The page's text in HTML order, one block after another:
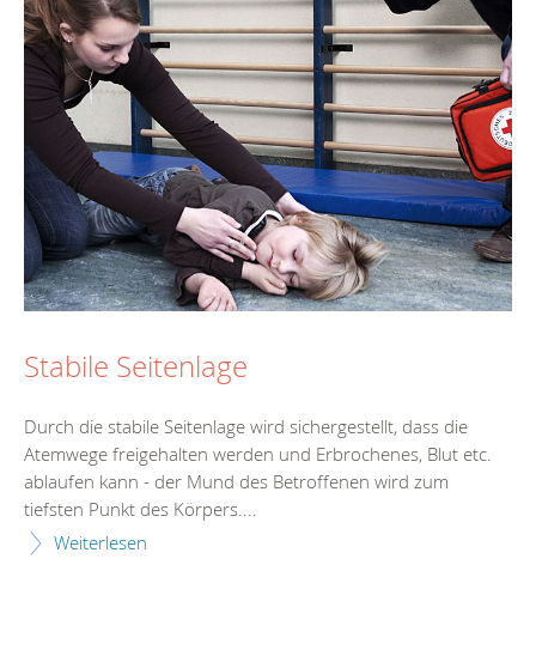
Stabile Seitenlage
Durch die stabile Seitenlage wird sichergestellt, dass die
Atemwege freigehalten werden und Erbrochenes, Blut etc.
ablaufen kann - der Mund des Betroffenen wird zum
tiefsten Punkt des Körpers....
Weiterlesen